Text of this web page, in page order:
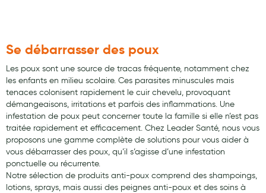
Santé séniors
Anti acariens, anti gale, anti tiques, insectifuges
Incontinence
Ronflement
Autotests
Protections auditives
Se débarrasser des poux
Les poux sont une source de tracas fréquente, notamment chez
les enfants en milieu scolaire. Ces parasites minuscules mais
tenaces colonisent rapidement le cuir chevelu, provoquant
démangeaisons, irritations et parfois des inflammations. Une
infestation de poux peut concerner toute la famille si elle n’est pas
traitée rapidement et efficacement. Chez Leader Santé, nous vous
proposons une gamme complète de solutions pour vous aider à
vous débarrasser des poux, qu’il s’agisse d’une infestation
ponctuelle ou récurrente.
Notre sélection de produits anti-poux comprend des shampoings,
lotions, sprays, mais aussi des peignes anti-poux et des soins à